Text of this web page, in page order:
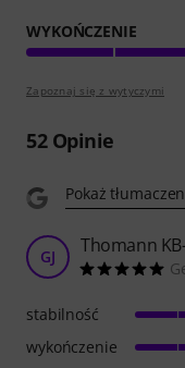
WYKOŃCZENIE
Zapoznaj się z wytyczymi
52Opinie
Pokaż
GJ Thomann
stabilność
wykończenie